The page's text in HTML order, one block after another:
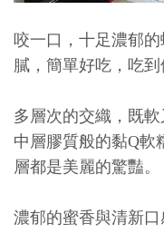
咬一口，十足濃郁
膩，簡單好吃，吃
多層次的交織，既
中層膠質般的黏Q軟
層都是美麗的驚豔。
濃郁的蜜香與清新